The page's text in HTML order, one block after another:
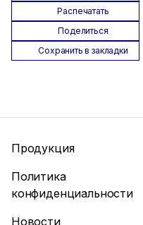
Распечатать
Поделиться
Сохранить в закладки
Продукция
Политика
конфиденциальности
Новости